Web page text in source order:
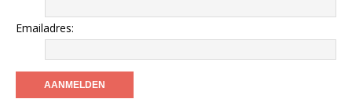
Emailadres: